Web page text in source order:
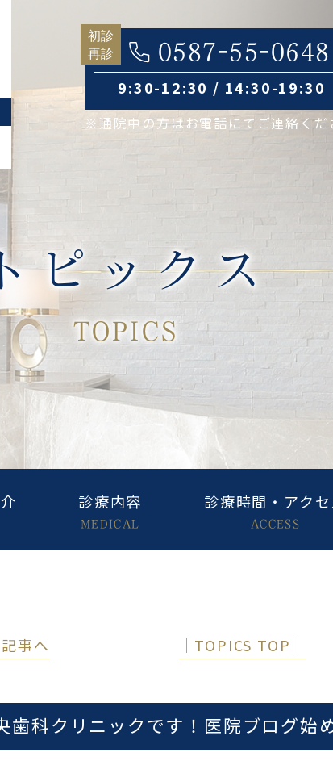
0587-55-0648
9:30-12:30 / 14:30-19:30
※通院中の方はお電話にてご連絡くだ
ピックス
TOPICS
診療内容
MEDICAL
診療時間・アクセ
ACCESS
事へ │TOPICS TOP│
歯科クリニックです！医院ブログ始